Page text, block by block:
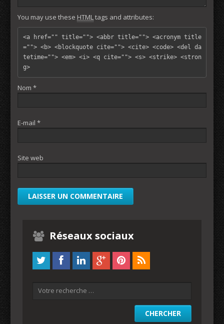
You may use these HTMLtags and attributes:
<a href="" title=""> <abbr title=""> <acronym title
=""> <b> <blockquote cite=""> <cite> <code> <del da
tetime=""> <em> <i> <q cite=""> <s> <strike> <stron
g>
Nom *
E-mail *
Site web
Réseaux sociaux